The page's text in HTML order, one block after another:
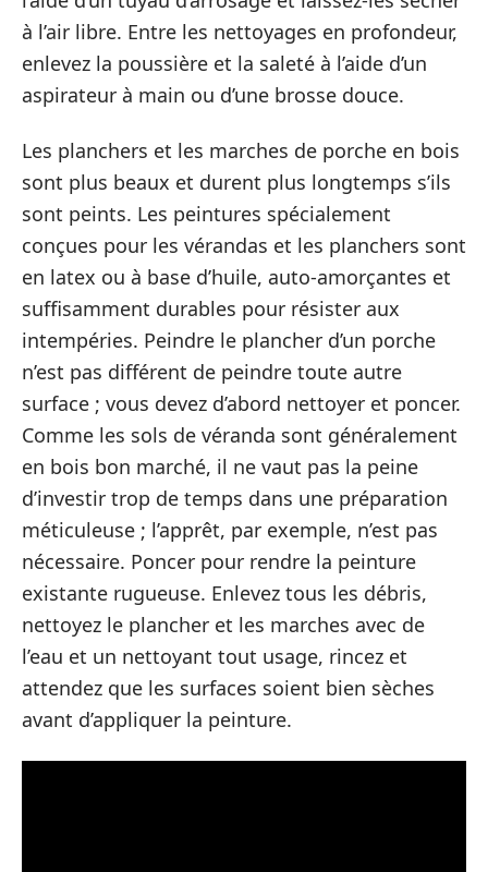
à l’air libre. Entre les nettoyages en profondeur,
enlevez la poussière et la saleté à l’aide d’un
aspirateur à main ou d’une brosse douce.
Les planchers et les marches de porche en bois
sont plus beaux et durent plus longtemps s’ils
sont peints. Les peintures spécialement
conçues pour les vérandas et les planchers sont
en latex ou à base d’huile, auto-amorçantes et
suffisamment durables pour résister aux
intempéries. Peindre le plancher d’un porche
n’est pas différent de peindre toute autre
surface ; vous devez d’abord nettoyer et poncer.
Comme les sols de véranda sont généralement
en bois bon marché, il ne vaut pas la peine
d’investir trop de temps dans une préparation
méticuleuse ; l’apprêt, par exemple, n’est pas
nécessaire. Poncer pour rendre la peinture
existante rugueuse. Enlevez tous les débris,
nettoyez le plancher et les marches avec de
l’eau et un nettoyant tout usage, rincez et
attendez que les surfaces soient bien sèches
avant d’appliquer la peinture.